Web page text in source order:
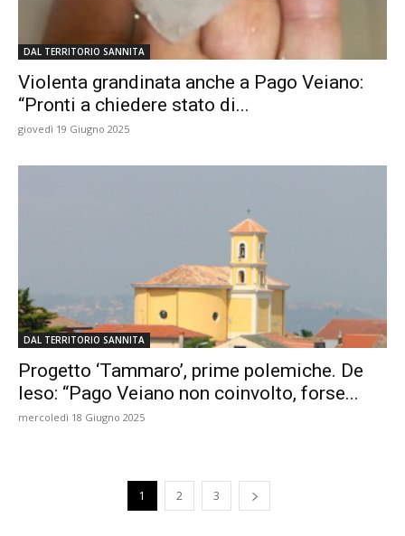
DAL TERRITORIO SANNITA
Violenta grandinata anche a Pago Veiano:
“Pronti a chiedere stato di...
giovedì 19 Giugno 2025
DAL TERRITORIO SANNITA
Progetto ‘Tammaro’, prime polemiche. De
Ieso: “Pago Veiano non coinvolto, forse...
mercoledì 18 Giugno 2025
1 2 3